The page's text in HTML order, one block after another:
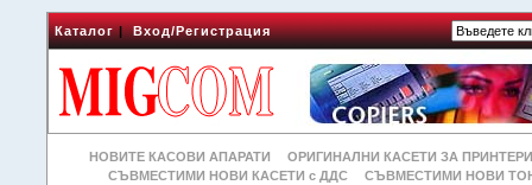
Каталог|Вход/Регистрация
НОВИТЕ КАСОВИ АПАРАТИ
ОРИГИНАЛНИ КАСЕТИ ЗА
СЪВМЕСТИМИ НОВИ КАСЕТИ с ДДС
СЪВМЕСТИМИ НОВИ